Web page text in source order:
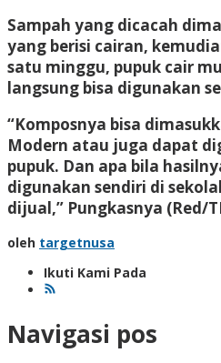
Sampah yang dicacah
yang berisi cairan,
satu minggu, pupuk cair
langsung bisa digunakan
“Komposnya bisa
Modern atau juga dapat
pupuk. Dan apa bila
digunakan sendiri di
dijual,” Pungkasnya (Red/
oleh targetnusa
Ikuti Kami Pada
Navigasi pos